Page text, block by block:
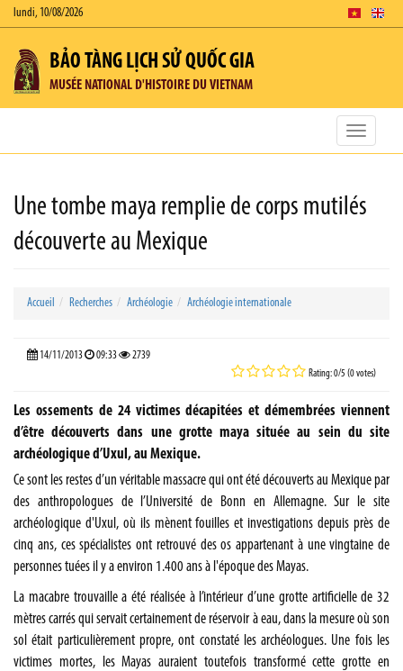
lundi, 10/08/2026
BẢO TÀNG LỊCH SỬ QUỐC GIA
MUSÉE NATIONAL D'HISTOIRE DU VIETNAM
Toggle
Une tombe maya remplie de corps mutilés
découverte au Mexique
Accueil Recherches Archéologie Archéologie internationale
14/11/2013 09:33 2739
Rating: 0/5 (0 votes)
Les ossements de 24 victimes décapitées et démembrées viennent
d’être découverts dans une grotte maya située au sein du site
archéologique d’Uxul, au Mexique.
Ce sont les restes d’un véritable massacre qui ont été découverts au Mexique par
des anthropologues de l’Université de Bonn en Allemagne. Sur le site
archéologique d'Uxul, où ils mènent fouilles et investigations depuis près de
cinq ans, ces spécialistes ont retrouvé des os appartenant à une vingtaine de
personnes tuées il y a environ 1.400 ans à l'époque des Mayas.
La macabre trouvaille a été réalisée à l’intérieur d’une grotte artificielle de 32
mètres carrés qui servait certainement de réservoir à eau, dans la mesure où son
sol était particulièrement propre, ont constaté les archéologues. Une fois les
victimes mortes, les Mayas auraient toutefois transformé cette grotte en